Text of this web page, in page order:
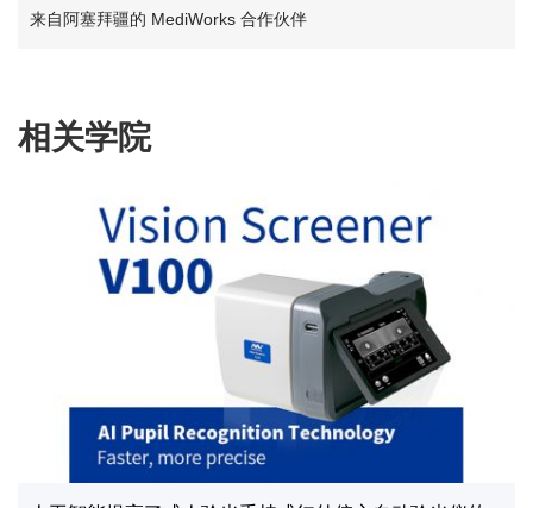
来自阿塞拜疆的 MediWorks 合作伙伴
相关学院